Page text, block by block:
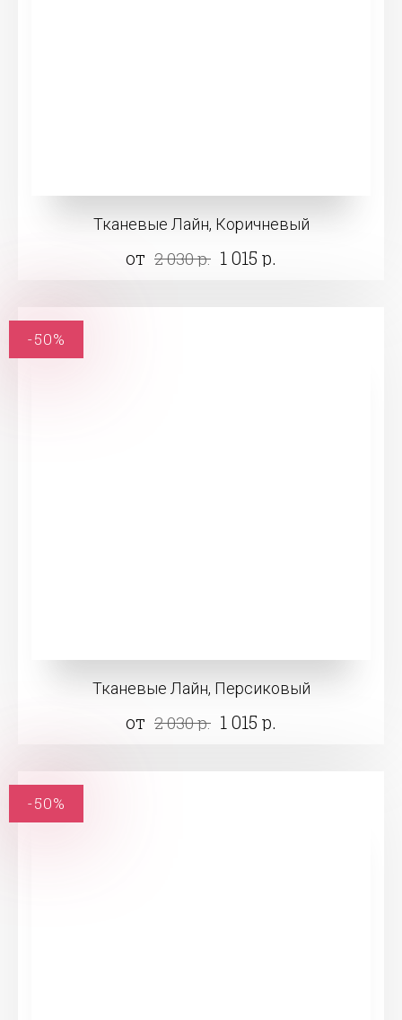
Тканевые Лайн, Коричневый
от 2 030 р. 1 015 р.
Тканевые Лайн, Персиковый
от 2 030 р. 1 015 р.
-50%
-50%